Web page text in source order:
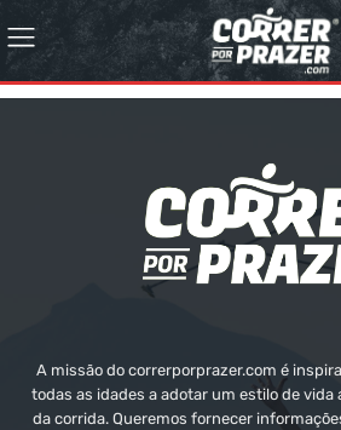
A missão do correrporprazer.com é
todas as idades a adotar um estilo de vida
da corrida. Queremos fornecer